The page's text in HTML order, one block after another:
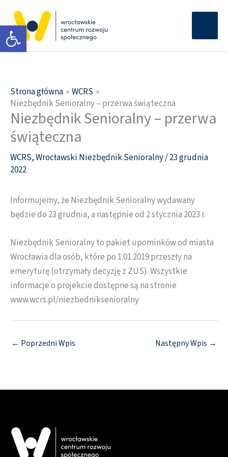
Otwórz pasek narzędzi
treści
Strona główna
WCRS
Niezbędnik Senioralny – przerwa świąteczna
Niezbędnik Senioralny – przerwa
świąteczna
WCRS,Wrocławski Niezbędnik Senioralny/23 grudnia
2022
Informujemy, że Niezbędnik Senioralny wydawany
będzie do 23 grudnia, a następnie od 2 stycznia 2023 r.
Niezbędnik Senioralny to pakiet upominków od miasta
Wrocławia dla osób, które po 1.01.2019 przeszły na
emeryturę (otrzymały decyzję z ZUS). Wszystkie
informacje o projekcie dostępne są na stronie
www.wcrs.pl/niezbedniksenioralny
← Poprzedni Wpis Następny Wpis →